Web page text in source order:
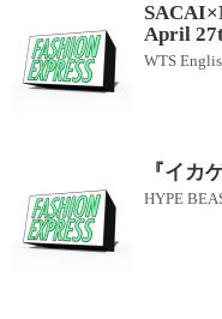
April
WTS
『イカ
HYPE